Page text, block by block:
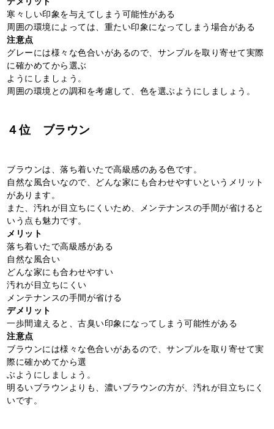
寒々しい印象を与えてしまう可能性がある
周囲の環境によっては、重たい印象になってしまう場合がある
注意点
グレーには様々な色合いがあるので、サンプルを取り寄せて実際
に確かめてから選ぶ
ようにしましょう。
周囲の環境との調和を考慮して、色を選ぶようにしましょう。
４位 ブラウン
ブラウンは、落ち着いたで高級感のある色です。
自然な風合いなので、どんな家にも合わせやすいというメリット
があります。
また、汚れが目立ちにくいため、メンテナンスの手間が省けると
いう点も魅力です。
メリット
落ち着いたで高級感がある
自然な風合い
どんな家にも合わせやすい
汚れが目立ちにくい
メンテナンスの手間が省ける
デメリット
一歩間違えると、古臭い印象になってしまう可能性がある
注意点
ブラウンには様々な色合いがあるので、サンプルを取り寄せて実
際に確かめてから選
ぶようにしましょう。
明るいブラウンよりも、濃いブラウンの方が、汚れが目立ちにく
いです。